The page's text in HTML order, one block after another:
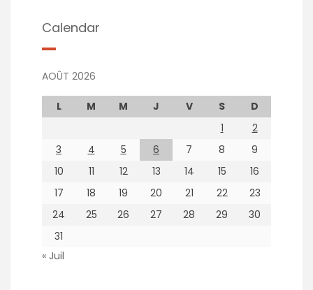
Calendar
AOÛT 2026
L M M J V S
D
1
2
3
4 5 6 7 8
9
10
11 12 13 14 15
16
17
18 19 20 21 22
23
24
25 26 27 28 29
30
31
« Juil